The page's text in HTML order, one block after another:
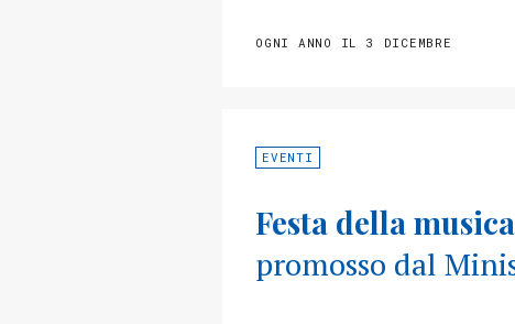
OGNI ANNO IL 3 DICEMBRE
EVENTI
Festa della
promosso dal